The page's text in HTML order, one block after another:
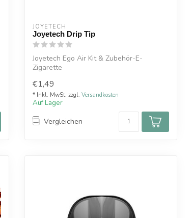
JOYETECH
Joyetech Drip Tip
Joyetech Ego Air Kit & Zubehör-E-
Zigarette
€1,49
* Inkl. MwSt. zzgl. Versandkosten
Auf Lager
Vergleichen